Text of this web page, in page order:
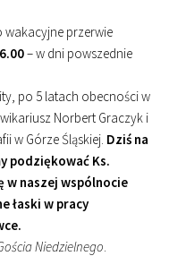
wakacyjne przerwie
– w dni powszednie
po 5 latach obecności w
Norbert Graczyk i
w Górze Śląskiej. Dziś na
podziękować Ks.
naszej wspólnocie
łaski w pracy
Niedzielnego.